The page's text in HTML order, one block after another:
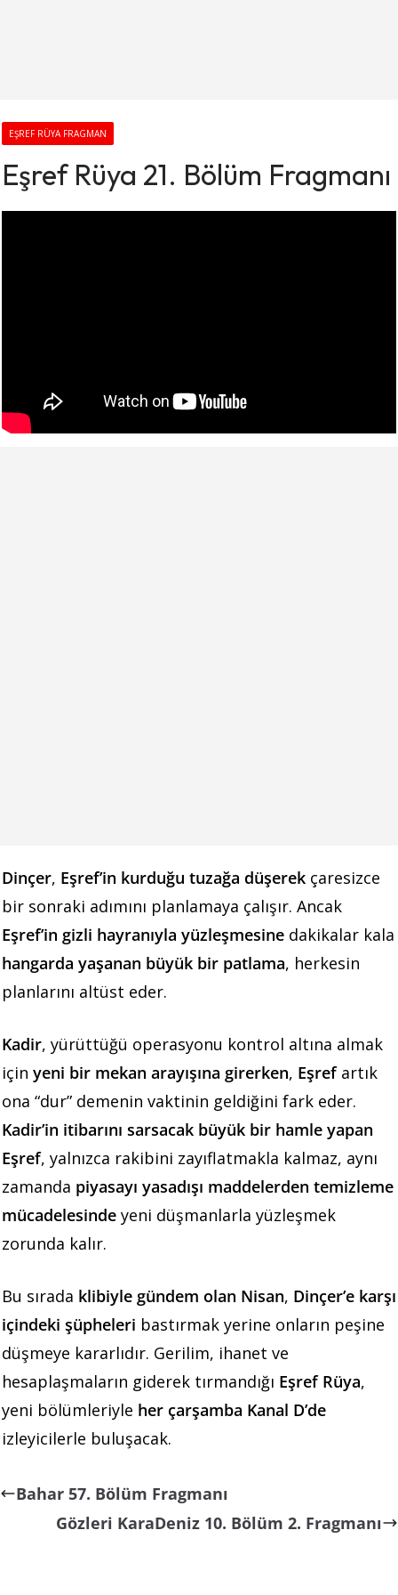
EŞREF RÜYA FRAGMAN
Eşref Rüya 21. Bölüm Fragmanı
Dinçer, Eşref’in kurduğu tuzağa düşerek çaresizce
bir sonraki adımını planlamaya çalışır. Ancak
Eşref’in gizli hayranıyla yüzleşmesine dakikalar kala
hangarda yaşanan büyük bir patlama, herkesin
planlarını altüst eder.
Kadir, yürüttüğü operasyonu kontrol altına almak
için yeni bir mekan arayışına girerken, Eşrefartık
ona “dur” demenin vaktinin geldiğini fark eder.
Kadir’in itibarını sarsacak büyük bir hamle yapan
Eşref, yalnızca rakibini zayıflatmakla kalmaz, aynı
zamanda piyasayı yasadışı maddelerden temizleme
mücadelesinde yeni düşmanlarla yüzleşmek
zorunda kalır.
Bu sırada klibiyle gündem olan Nisan, Dinçer’e karşı
içindeki şüpheleri bastırmak yerine onların peşine
düşmeye kararlıdır. Gerilim, ihanet ve
hesaplaşmaların giderek tırmandığı Eşref Rüya,
yeni bölümleriyle her çarşamba Kanal D’de
izleyicilerle buluşacak.
Bahar 57. Bölüm Fragmanı
Gözleri KaraDeniz 10. Bölüm 2. Fragmanı